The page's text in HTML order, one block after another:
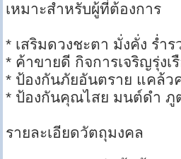
เหมาะสำหรับผู้ที่ต้องการ
* เสริมดวงชะตา มั่งคั่ง ร่ำร
* ค้าขายดี กิจการเจริญรุ่งเ
* ป้องกันภัยอันตราย แคล้ว
* ป้องกันคุณไสย มนต์ดำ ภู
รายละเอียดวัตถุมงคล